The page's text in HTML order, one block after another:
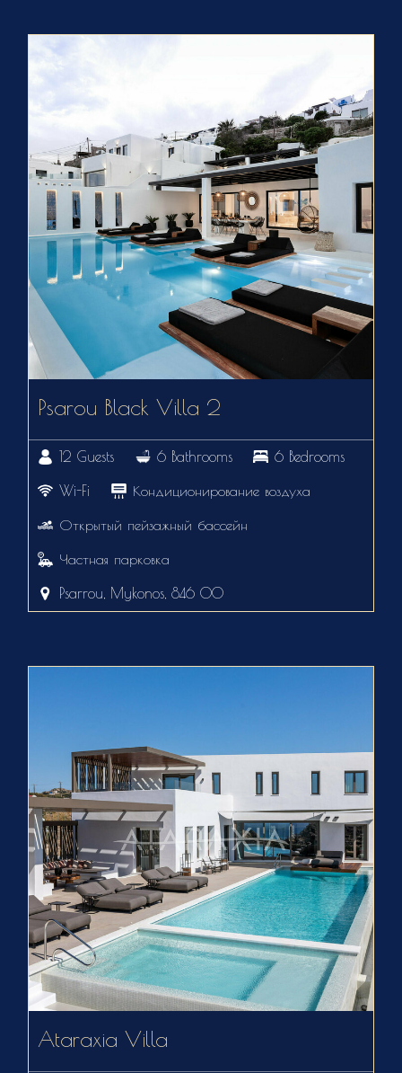
Psarou Black Villa 2
12 Guests 6 Bathrooms 6 Bedrooms
Wi-Fi Кондиционирование воздуха
Открытый пейзажный бассейн
Частная парковка
Psarrou, Mykonos, 846 00
Ataraxia Villa